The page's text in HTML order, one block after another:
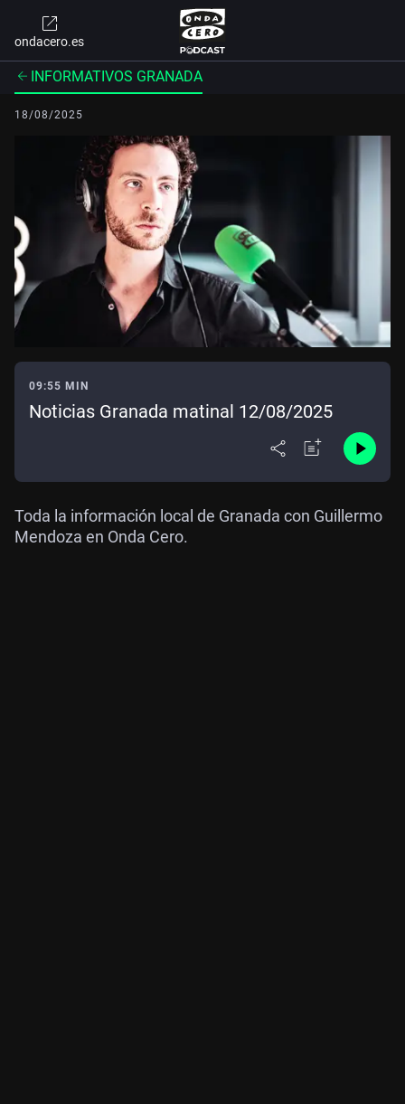
ondacero.es
INFORMATIVOS GRANADA
18/08/2025
09:55 MIN
Noticias Granada matinal 12/08/2025
Toda la información local de Granada con Guillermo
Mendoza en Onda Cero.